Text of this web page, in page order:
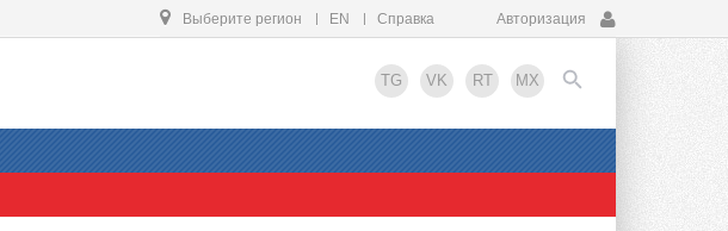
Выберите регион EN Справка Авторизация
TG VK RT MX